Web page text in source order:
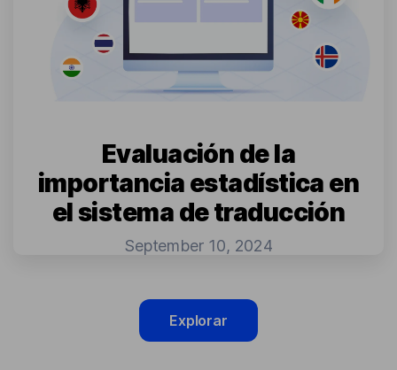
Evaluación de la
importancia estadística en
el sistema de traducción
September 10, 2024
Explorar